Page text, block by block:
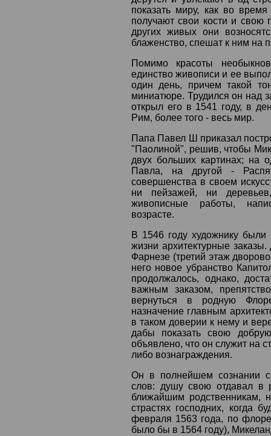
показать миру, как во
получают свои кости и
других живых они
блаженство, спешат к ним на
Помимо красоты
единство живописи и ее
один день, причем такой
миниатюре. Трудился он над
открыл его в 1541 году, в
Рим, более того - весь мир.
Папа Павел Ш приказал
"Паолиной", решив, чтобы
двух больших картинах; на
Павла, на другой -
совершенства в своем
ни пейзажей, ни
живописные работы,
возрасте.
В 1546 году художнику
жизни архитектурные
Фарнезе (третий этаж
него новое убранство
продолжалось, однако,
важным заказом,
вернуться в родную
назначение главным
в таком доверии к нему и
дабы показать свою
объявлено, что он служит на
либо вознаграждения.
Он в полнейшем сознании
слов: душу свою отдавал в
ближайшим родственникам,
страстях господних, когда
февраля 1563 года, по
было бы в 1564 году),